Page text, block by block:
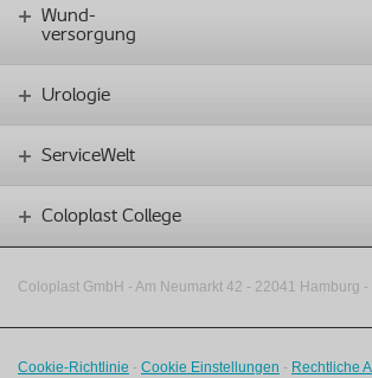
Wund-
versorgung
Urologie
ServiceWelt
Coloplast College
Coloplast GmbH - Am Neumarkt 42 ‑ 22041 Hamburg -
Cookie-Richtlinie - Cookie Einstellungen - Rechtliche